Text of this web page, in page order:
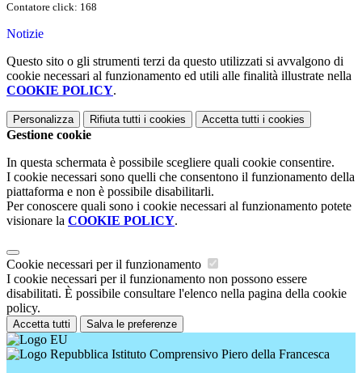
Contatore click: 168
Notizie
Questo sito o gli strumenti terzi da questo utilizzati si avvalgono di
cookie necessari al funzionamento ed utili alle finalità illustrate nella
COOKIE POLICY.
Personalizza Rifiuta tutti i cookies Accetta tutti i cookies
Gestione cookie
In questa schermata è possibile scegliere quali cookie consentire.
I cookie necessari sono quelli che consentono il funzionamento della
piattaforma e non è possibile disabilitarli.
Per conoscere quali sono i cookie necessari al funzionamento potete
visionare la COOKIE POLICY.
Cookie necessari per il funzionamento
I cookie necessari per il funzionamento non possono essere
disabilitati. È possibile consultare l'elenco nella pagina della cookie
policy.
Accetta tutti Salva le preferenze
Istituto Comprensivo Piero della Francesca